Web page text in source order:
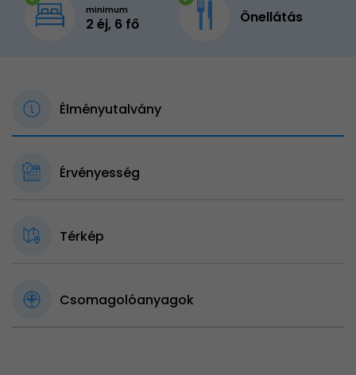
minimum
2 éj, 6 fő Önellátás
Élményutalvány
Érvényesség
Térkép
Csomagolóanyagok